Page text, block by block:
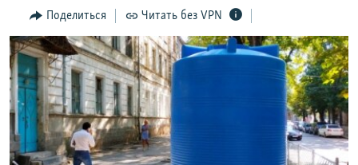
поискуИНФОГРАФИКА
ТЕЛЕПРОЕКТ КРЫМ.РЕАЛИИ
СОВЕТЫ ПРАВОЗАЩИТНИКОВ
ПРОПАВШИЕ БЕЗ ВЕСТИ
ПОБЕДИТЕЛЕЙ НЕ СУДЯТ?
КРЫМ.НЕПОКОРЕННЫЙ
КАК ОБОЙТИ БЛОКИРОВКУ
Українською
Qırımtatar
ПРИСОЕДИНЯЙТЕСЬ!
Поделиться Читать без VPN